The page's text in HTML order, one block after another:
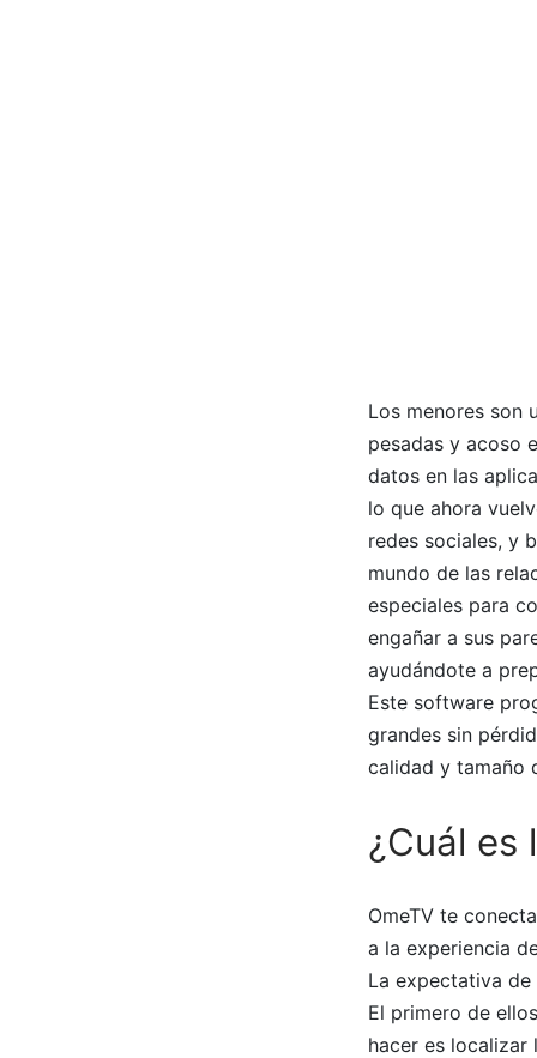
Los menores son
pesadas y acoso
datos en las
lo que ahora
redes sociales, y
mundo de las
especiales para
engañar a sus
ayudándote a
Este software
grandes sin
calidad y tamaño
¿Cuál es
OmeTV te
a la experiencia
La expectativa
El primero de
hacer es localizar